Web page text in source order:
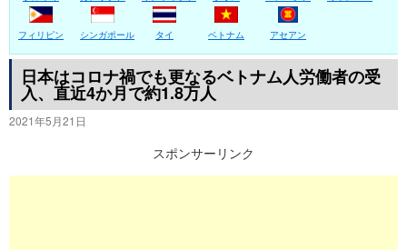
ス
キ
ッ
フィリピン シンガポール タイ ベトナム アセアン
日本はコロナ禍でも更なるベトナム人労働者の受
入、直近4か月で約1.8万人
2021年5月21日
スポンサーリンク